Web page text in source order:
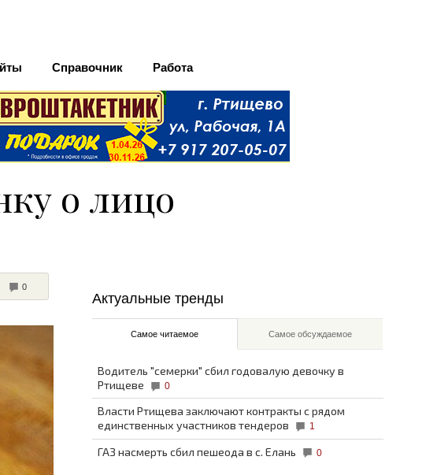
Справочник Работа
о лицо
0COMMENTS
Актуальные тренды
Самое читаемое Самое обсуждаемое
Водитель "семерки" сбил годовалую девочку в
Ртищеве
0
Власти Ртищева заключают контракты с рядом
единственных участников тендеров
1
ГАЗ насмерть сбил пешеода в с. Елань 0